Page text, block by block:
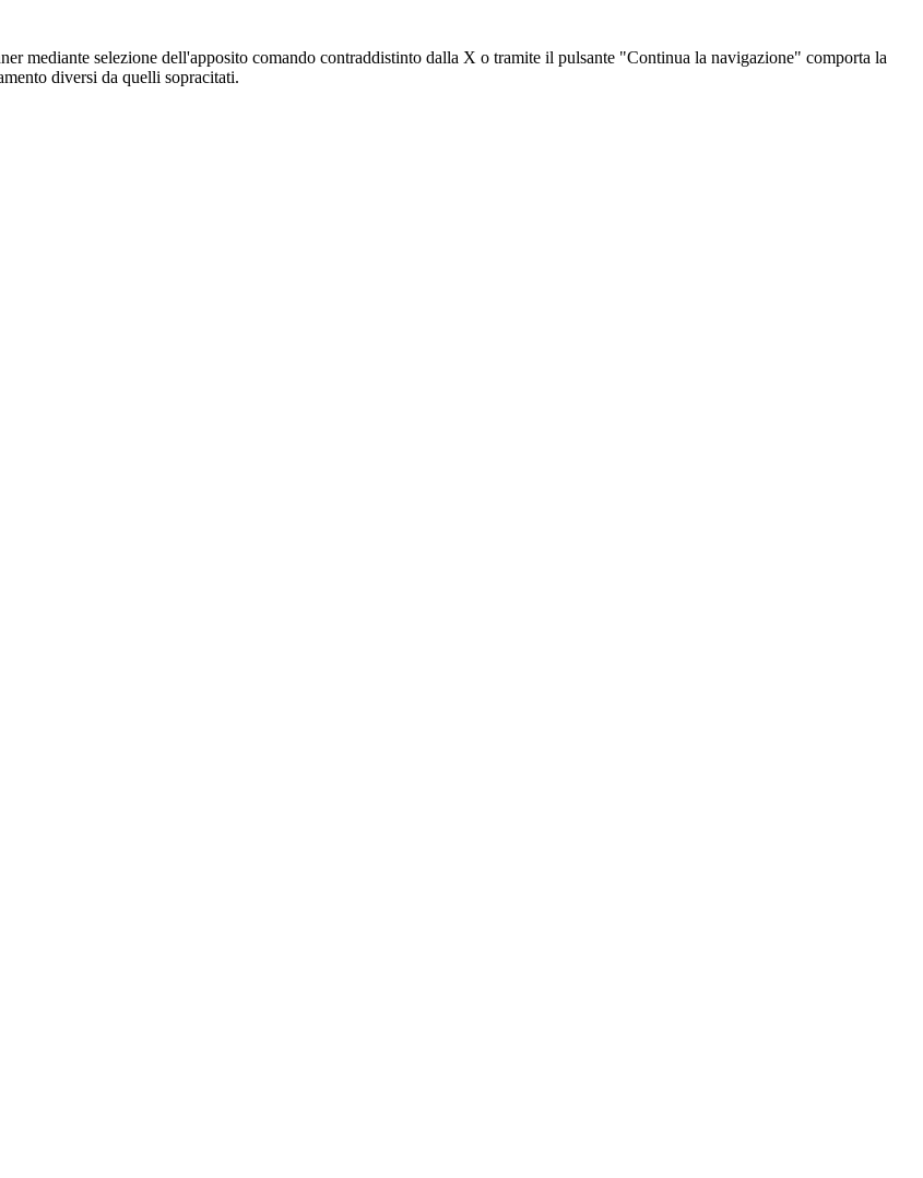
mediante selezione dell'apposito comando contraddistinto dalla X o tramite il pulsante "Continua la navigazione" comporta la
diversi da quelli sopracitati.